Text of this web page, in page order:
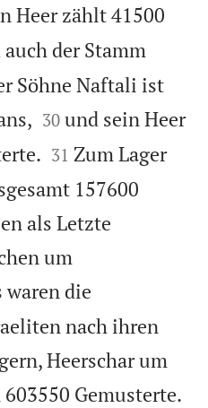
Heer zählt 41500
der Stamm
Söhne Naftali ist


30 und sein Heer


31 Zum Lager
157600
als Letzte
um
waren die
nach ihren
Heerschar um
Gemusterte.